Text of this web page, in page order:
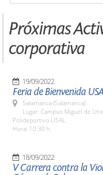
Próximas
corporativa
19/09/2022
Feria de Bienvenida
Salamanca (Salamanca)
Lugar: Campus Miguel de
Polideportivo USAL
Hora: 10:30 h.
18/09/2022
V Carrera contra la